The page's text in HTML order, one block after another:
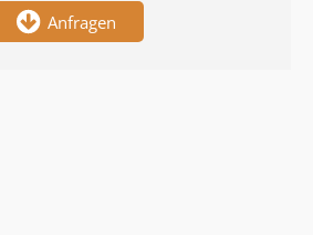
Anfragen